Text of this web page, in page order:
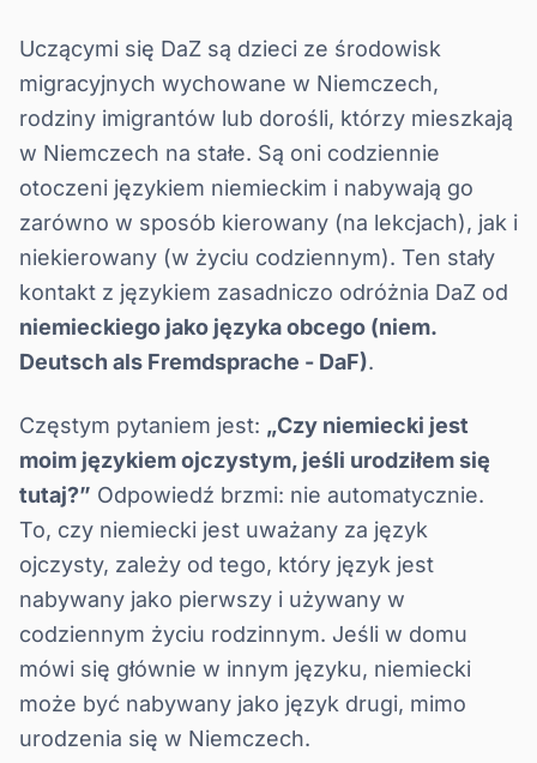
Uczącymi się DaZ są dzieci ze środowisk
migracyjnych wychowane w Niemczech,
rodziny imigrantów lub dorośli, którzy mieszkają
w Niemczech na stałe. Są oni codziennie
otoczeni językiem niemieckim i nabywają go
zarówno w sposób kierowany (na lekcjach), jak i
niekierowany (w życiu codziennym). Ten stały
kontakt z językiem zasadniczo odróżnia DaZ od
niemieckiego jako języka obcego (niem.
Deutsch als Fremdsprache - DaF).
Częstym pytaniem jest: „Czy niemiecki jest
moim językiem ojczystym, jeśli urodziłem się
tutaj?” Odpowiedź brzmi: nie automatycznie.
To, czy niemiecki jest uważany za język
ojczysty, zależy od tego, który język jest
nabywany jako pierwszy i używany w
codziennym życiu rodzinnym. Jeśli w domu
mówi się głównie w innym języku, niemiecki
może być nabywany jako język drugi, mimo
urodzenia się w Niemczech.